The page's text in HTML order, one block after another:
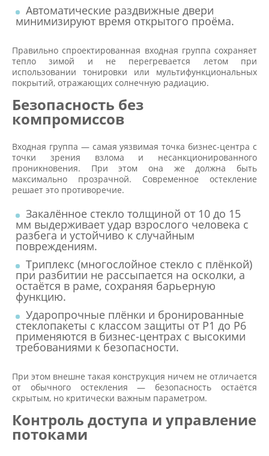
Автоматические раздвижные двери
минимизируют время открытого проёма.
Правильно спроектированная входная группа сохраняет
тепло зимой и не перегревается летом при
использовании тонировки или мультифункциональных
покрытий, отражающих солнечную радиацию.
Безопасность без
компромиссов
Входная группа — самая уязвимая точка бизнес-центра с
точки зрения взлома и несанкционированного
проникновения. При этом она же должна быть
максимально прозрачной. Современное остекление
решает это противоречие.
Закалённое стекло толщиной от 10 до 15
мм выдерживает удар взрослого человека с
разбега и устойчиво к случайным
повреждениям.
Триплекс (многослойное стекло с плёнкой)
при разбитии не рассыпается на осколки, а
остаётся в раме, сохраняя барьерную
функцию.
Ударопрочные плёнки и бронированные
стеклопакеты с классом защиты от Р1 до Р6
применяются в бизнес-центрах с высокими
требованиями к безопасности.
При этом внешне такая конструкция ничем не отличается
от обычного остекления — безопасность остаётся
скрытым, но критически важным параметром.
Контроль доступа и управление
потоками